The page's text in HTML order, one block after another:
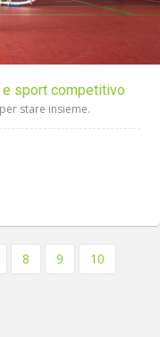
e sport competitivo
stare insieme.
8 9
10